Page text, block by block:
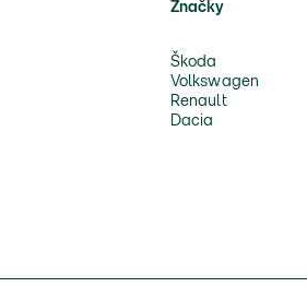
Značky
Škoda
Volkswagen
Renault
Dacia